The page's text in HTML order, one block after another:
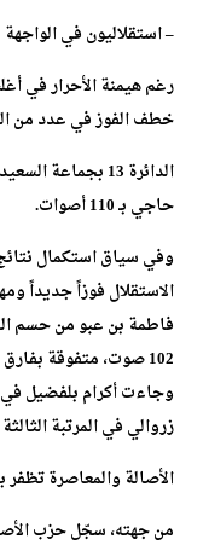
– استقلاليون في
رغم هيمنة الأحرار في
خطف الفوز في عدد من
الدائرة 13
حاجي بـ 110 أصوات.
وفي سياق استكمال
الاستقلال فوزاً جديداً
فاطمة بن عبو من حسم
102 صوت، متفوقة بفارق مريح على منافستيها.
زروالي في المرتبة الثالثة
الأصالة والمعاصرة تظفر